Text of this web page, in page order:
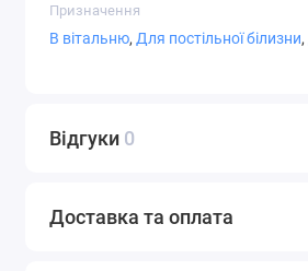
Призначення
В вітальню, Для постільної білизни,
Відгуки 0
Доставка та оплата